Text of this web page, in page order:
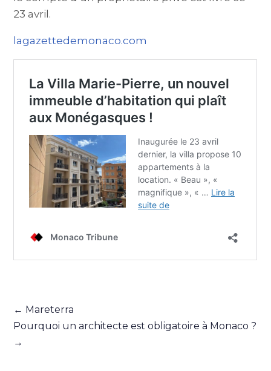
23 avril.
lagazettedemonaco.com
← Mareterra
Pourquoi un architecte est obligatoire à Monaco ?
→